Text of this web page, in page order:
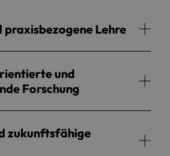
praxisbezogene Lehre
und
Forschung
zukunftsfähige